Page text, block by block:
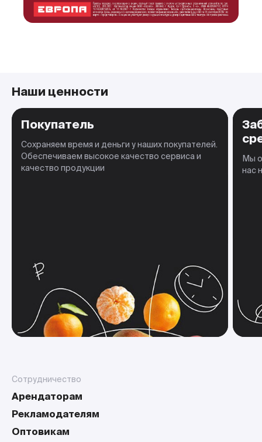
Наши ценности
Покупатель
Сохраняем время и деньги у наших покупателей.
Обеспечиваем высокое качество сервиса и
качество продукции
Мы
нас
Сотрудничество
Арендаторам
Рекламодателям
Оптовикам